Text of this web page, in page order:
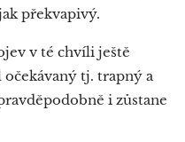
překvapivý.
v té chvíli ještě
tj. trapný a
i zůstane